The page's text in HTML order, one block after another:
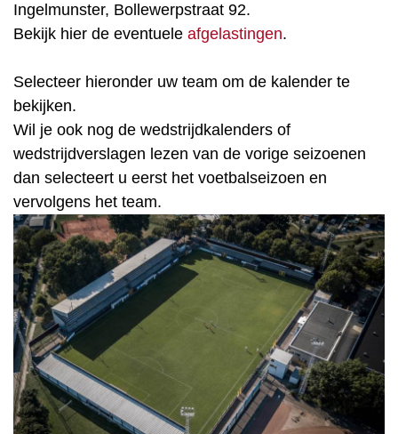
Ingelmunster, Bollewerpstraat 92.
Bekijk hier de eventuele afgelastingen.
Selecteer hieronder uw team om de kalender te
bekijken.
Wil je ook nog de wedstrijdkalenders of
wedstrijdverslagen lezen van de vorige seizoenen
dan selecteert u eerst het voetbalseizoen en
vervolgens het team.